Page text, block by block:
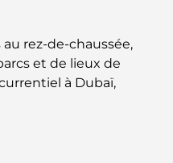
rez-de-chaussée,
et de lieux de
à Dubaï,